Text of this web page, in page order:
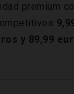
premium
y 89,99